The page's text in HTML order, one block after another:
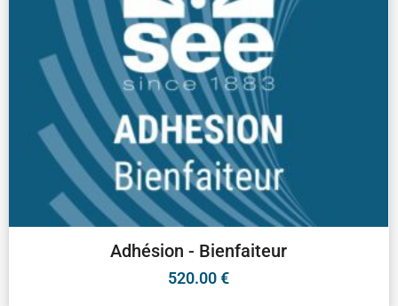
Adhésion - Bienfaiteur
520.00€